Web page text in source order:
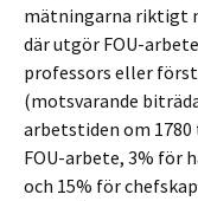
mätningarna riktigt
där utgör FOU-
professors eller
(motsvarande
arbetstiden om
FOU-arbete, 3% för
och 15% för